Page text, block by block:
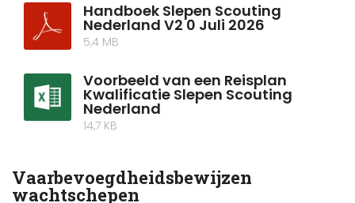
Handboek Slepen Scouting
Nederland V2 0 Juli 2026
5,4 MB
Voorbeeld van een Reisplan
Kwalificatie Slepen Scouting
Nederland
14,7 KB
Vaarbevoegdheidsbewijzen
wachtschepen